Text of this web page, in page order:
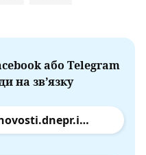
або Telegram
на зв’язку
facebook.com/novosti.dnepr.info